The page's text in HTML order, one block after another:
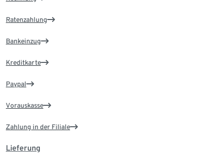
Ratenzahlung
Bankeinzug
Kreditkarte
Paypal
Vorauskasse
Zahlung in der Filiale
Lieferung